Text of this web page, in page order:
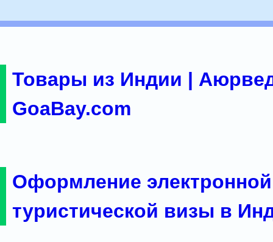
Товары из Индии |
GoaBay.com
Оформление электронной
туристической визы в